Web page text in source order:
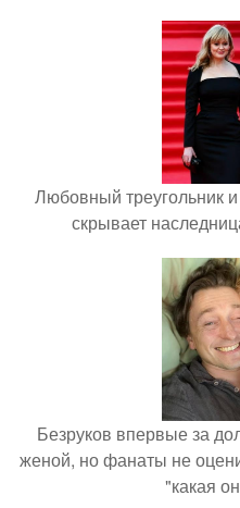
Любовный треугольник
скрывает
Безруков впервые за
женой, но фанаты не
"какая